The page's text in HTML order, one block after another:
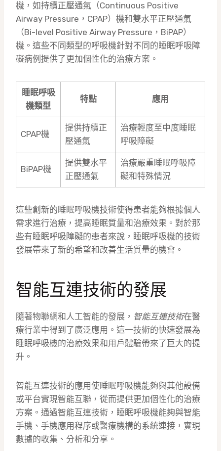
機，如持續正壓通氣（Continuous Positive
Airway Pressure，CPAP）機和雙水平正壓通氣
（Bi-level Positive Airway Pressure，BiPAP）
機。這些不同類型的呼吸機針對不同的睡眠呼吸障
礙病例提供了更加個性化的治療方案。
睡眠呼吸
機類型
特點 應用
CPAP機
提供持續正
壓通氣
治療輕度至中度睡眠
呼吸障礙
BiPAP機
提供雙水平
正壓通氣
治療嚴重睡眠呼吸障
礙和特殊情況
這些創新的睡眠呼吸機技術使得患者能夠根據個人
需求進行治療，提高睡眠質量和治療效果。對於那
些有睡眠呼吸障礙的患者來說，睡眠呼吸機的技術
發展帶來了新的希望和改善生活質量的機會。
智能互連技術的發展
隨著物聯網和人工智能的發展， 智能互連技術在醫
療行業中得到了廣泛應用。這一技術的快速發展為
睡眠呼吸機的治療效果和用戶體驗帶來了巨大的提
升。
智能互連技術的應用使睡眠呼吸機能夠與其他設備
或平台實現智能互聯，從而提供更加個性化的治療
方案。通過智能互連技術，睡眠呼吸機能夠與智能
手機、手機應用程序或醫療機構的系統連接，實現
數據的收集、分析和分享。